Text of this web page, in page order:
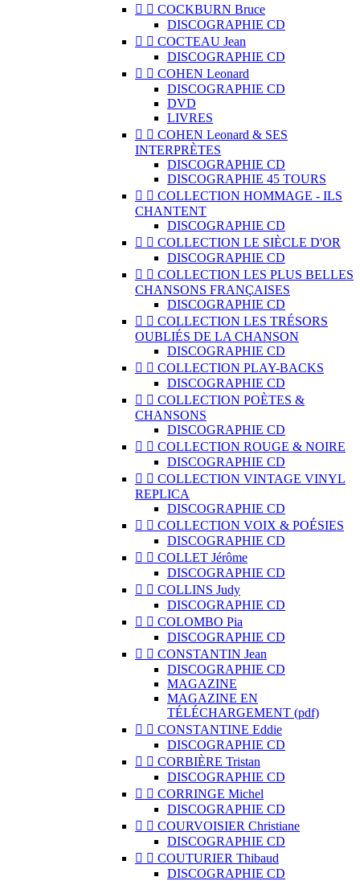
  COCKBURN Bruce
DISCOGRAPHIE CD
  COCTEAU Jean
DISCOGRAPHIE CD
  COHEN Leonard
DISCOGRAPHIE CD
DVD
LIVRES
  COHEN Leonard & SES
INTERPRÈTES
DISCOGRAPHIE CD
DISCOGRAPHIE 45 TOURS
  COLLECTION HOMMAGE - ILS
CHANTENT
DISCOGRAPHIE CD
  COLLECTION LE SIÈCLE D'OR
DISCOGRAPHIE CD
  COLLECTION LES PLUS BELLES
CHANSONS FRANÇAISES
DISCOGRAPHIE CD
  COLLECTION LES TRÉSORS
OUBLIÉS DE LA CHANSON
DISCOGRAPHIE CD
  COLLECTION PLAY-BACKS
DISCOGRAPHIE CD
  COLLECTION POÈTES &
CHANSONS
DISCOGRAPHIE CD
  COLLECTION ROUGE & NOIRE
DISCOGRAPHIE CD
  COLLECTION VINTAGE VINYL
REPLICA
DISCOGRAPHIE CD
  COLLECTION VOIX & POÉSIES
DISCOGRAPHIE CD
  COLLET Jérôme
DISCOGRAPHIE CD
  COLLINS Judy
DISCOGRAPHIE CD
  COLOMBO Pia
DISCOGRAPHIE CD
  CONSTANTIN Jean
DISCOGRAPHIE CD
MAGAZINE
MAGAZINE EN
TÉLÉCHARGEMENT (pdf)
  CONSTANTINE Eddie
DISCOGRAPHIE CD
  CORBIÈRE Tristan
DISCOGRAPHIE CD
  CORRINGE Michel
DISCOGRAPHIE CD
  COURVOISIER Christiane
DISCOGRAPHIE CD
  COUTURIER Thibaud
DISCOGRAPHIE CD